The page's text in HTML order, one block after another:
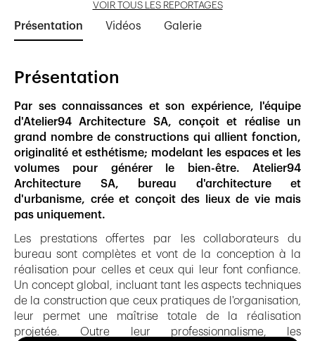
VOIR TOUS LES REPORTAGES
Présentation Vidéos Galerie
Présentation
Par ses connaissances et son expérience, l'équipe
d'Atelier94 Architecture SA, conçoit et réalise un
grand nombre de constructions qui allient fonction,
originalité et esthétisme; modelant les espaces et les
volumes pour générer le bien-être. Atelier94
Architecture SA, bureau d'architecture et
d'urbanisme, crée et conçoit des lieux de vie mais
pas uniquement.
Les prestations offertes par les collaborateurs du
bureau sont complètes et vont de la conception à la
réalisation pour celles et ceux qui leur font confiance.
Un concept global, incluant tant les aspects techniques
de la construction que ceux pratiques de l'organisation,
leur permet une maîtrise totale de la réalisation
projetée. Outre leur professionnalisme, les